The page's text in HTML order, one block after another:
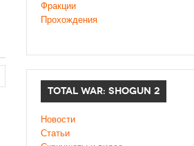
Фракции
Прохождения
TOTAL WAR: SHOGUN 2
Новости
Статьи